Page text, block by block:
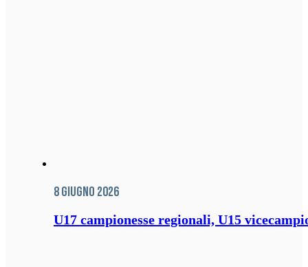
8 Giugno 2026
U17 campionesse regionali, U15